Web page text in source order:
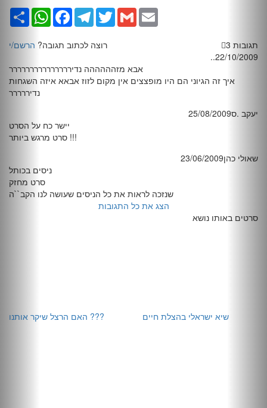
שתף WhatsAppFacebookTelegramTwitterGmail
3 תגובות רוצה לכתוב תגובה? הרשם/י
..22/10/2009
אבא מזהההההה נדיררררררררררררררר
איך זה הגיוני הם היו מופצצים אין מקום לזוז אבאא איזה השגחות
נדיררררר
יעקב .ס25/08/2009
יישר כח על הסרט
סרט מרגש ביותר !!!
שאולי כהן23/06/2009
ניסים בכותל
סרט מחזק
שנזכה לראות את כל הניסים שעושה לנו הקב``ה
הצג את כל התגובות
סרטים באותו נושא
שיא ישראלי בהצלת חיים האם הרצל שיקר אותנו ???